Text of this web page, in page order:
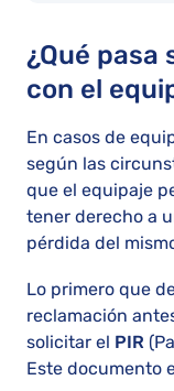
¿Qué pasa
con el
En casos de
según las
que el equipaje
tener derecho a
pérdida del
Lo primero que
reclamación
solicitar el PIR
Este documento